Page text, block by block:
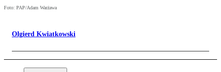
Foto: PAP/Adam Warżawa
Olgierd Kwiatkowski